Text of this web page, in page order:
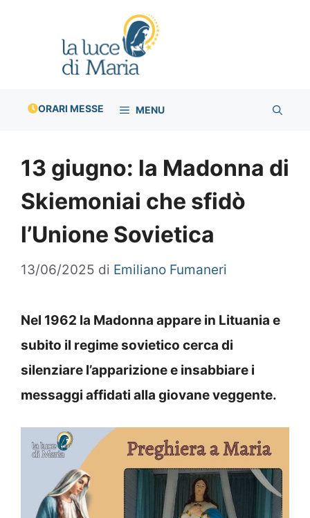
ORARI MESSE MENU
13 giugno: la Madonna di
Skiemoniai che sfidò
l’Unione Sovietica
13/06/2025 di Emiliano Fumaneri
Nel 1962 la Madonna appare in Lituania e
subito il regime sovietico cerca di
silenziare l’apparizione e insabbiare i
messaggi affidati alla giovane veggente.